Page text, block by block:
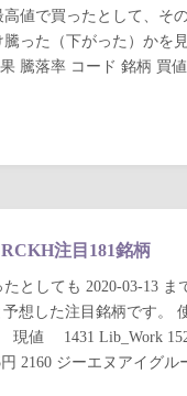
値で買ったとして、そ
った（下がった）かを
果 騰落率 コード 銘柄
RCKH注目181銘柄
としても 2020-03-13 ま
想した注目銘柄です。
値 1431 Lib_Work
2160 ジーエヌアイグ